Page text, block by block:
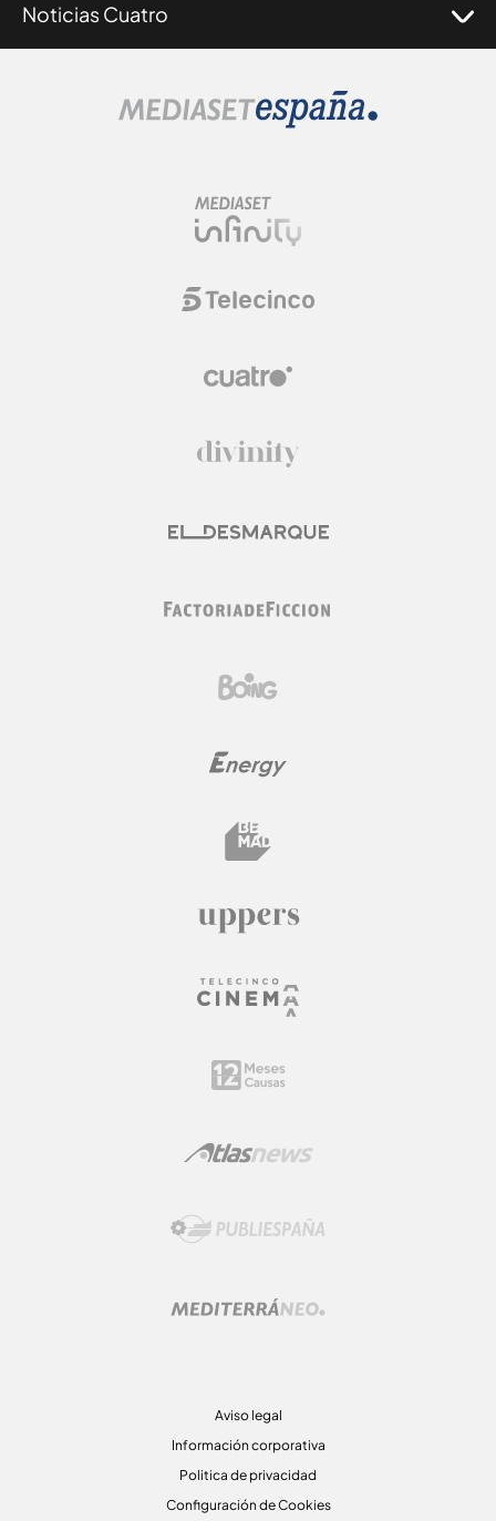
Noticias Cuatro
Aviso legal
Información corporativa
Politica de privacidad
Configuración de Cookies